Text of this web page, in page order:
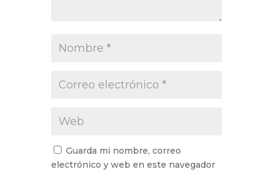
Guarda mi nombre, correo
electrónico y web en este navegador